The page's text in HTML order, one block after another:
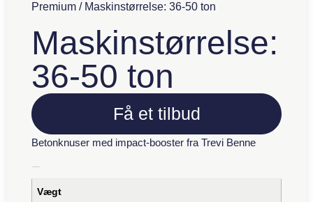
Premium / Maskinstørrelse: 36-50 ton
Maskinstørrelse:
36-50 ton
Få et tilbud
Betonknuser med impact-booster fra Trevi Benne
Vægt